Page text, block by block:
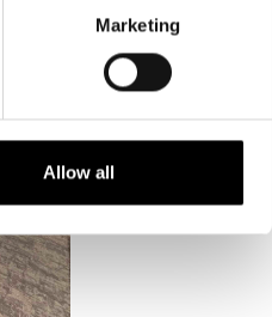
Marketing
Allow all